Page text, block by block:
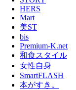
HERS
Mart
美ST
bis
Premium-K.net
和食スタイル
女性自身
SmartFLASH
本がすき。